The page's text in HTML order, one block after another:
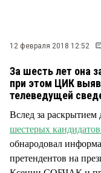
12 февраля 2018 12:52
За шесть лет она
при этом ЦИК
телеведущей
Вслед за раскрытием
шестерых
обнародовал
претендентов на